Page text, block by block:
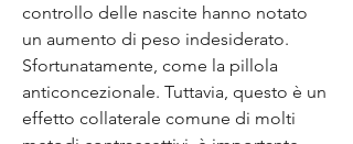
controllo delle nascite hanno notato
un aumento di peso indesiderato.
Sfortunatamente, come la pillola
anticoncezionale. Tuttavia, questo è un
effetto collaterale comune di molti